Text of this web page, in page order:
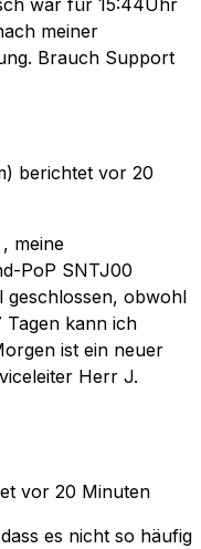
meiner
Brauch Support
berichtet vor 20
meine
PoP SNTJ00
geschlossen, obwohl
Tagen kann ich
ist ein neuer
Herr J.
vor 20 Minuten
es nicht so häufig